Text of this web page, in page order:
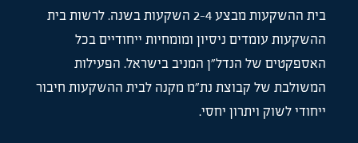
בית ההשקעות מבצע 2-4 השקעות בשנה. לרשות בית
ההשקעות עומדים ניסיון ומומחיות ייחודיים בכל
האספקטים של הנדל”ן המניב בישראל. הפעילות
המשולבת של קבוצת נת”מ מקנה לבית ההשקעות חיבור
ייחודי לשוק ויתרון יחסי.